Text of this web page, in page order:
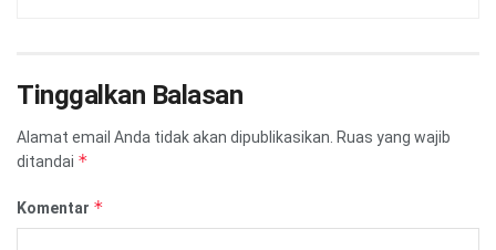
Tinggalkan Balasan
Alamat email Anda tidak akan dipublikasikan. Ruas yang wajib
ditandai *
Komentar *